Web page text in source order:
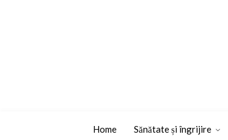
Home Sănătate și îngrijire